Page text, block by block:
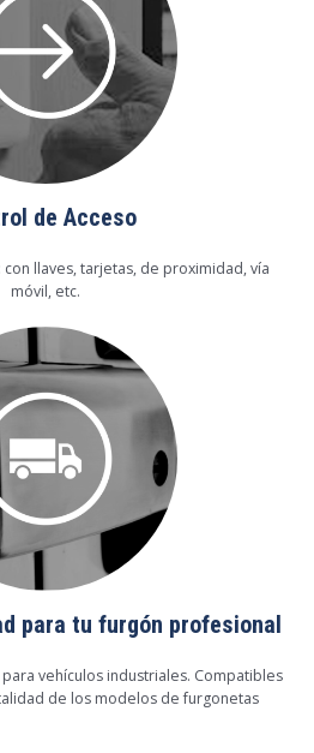
de Acceso
llaves, tarjetas, de proximidad, vía
móvil, etc.
para tu furgón profesional
vehículos industriales. Compatibles
de los modelos de furgonetas